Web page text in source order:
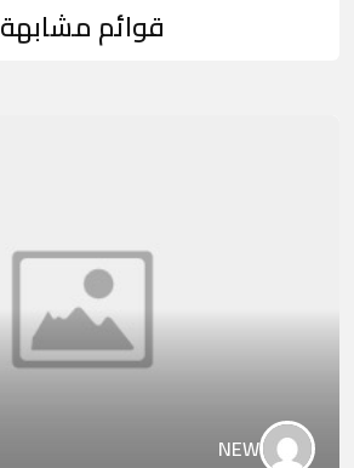
قوائم مشابهة
NEW